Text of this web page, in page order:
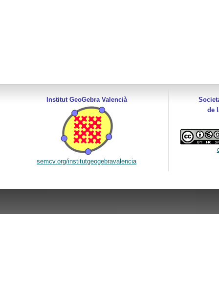
Institut GeoGebra Valencià
semcv.org/institutgeogebravalencia
de